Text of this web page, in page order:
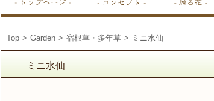
Top > Garden > 宿根草・多年草 > ミニ水仙
ミニ水仙